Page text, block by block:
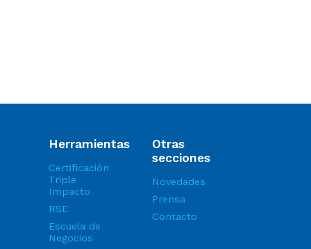
Herramientas
Certificación
Triple
Impacto
RSE
Escuela de
Negocios
Otras
secciones
Novedades
Prensa
Contacto